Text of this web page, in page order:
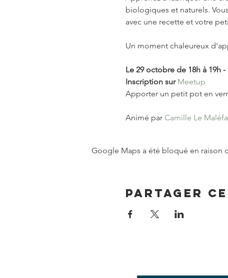
biologiques et naturels.
Le 29 octobre de 18h à 19h -
Inscription sur Meetup
Animé par Camille Le
Google Maps a été bloqué en raison
Partager